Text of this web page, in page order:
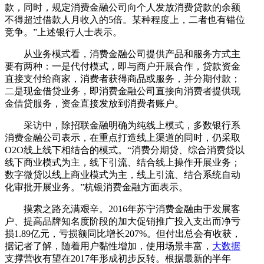
款，同时，规定消费金融公司向个人发放消费贷款的余额
不得超过借款人月收入的5倍。某种程度上，二者也有错位
竞争。”上述银行人士表示。
从业务模式看，消费金融公司提供产品和服务方式主
要有两种：一是代付模式，即与商户开展合作，贷款资金
直接支付给商家，消费者获得商品或服务，并分期付款；
二是现金借贷业务，即消费金融公司直接向消费者提供现
金借贷服务，资金直接发放到消费者账户。
采访中，除招联金融明确为纯线上模式，多数银行系
消费金融公司表示，在重点打造线上渠道的同时，仍采取
O2O线上线下相结合的模式。“消费分期贷、综合消费贷以
线下商业模式为主，线下引流、结合线上操作开展业务；
数字微贷以线上商业模式为主，线上引流、结合系统自动
化审批开展业务。”杭银消费金融方面表示。
摸索之路充满艰辛。2016年苏宁消费金融由于发展客
户、提高品牌知名度阶段的加大促销推广投入支出而净亏
损1.89亿元，亏损额同比增长207%。但付出总会有收获，
据记者了解，随着用户黏性增加，使用场景丰富， 大数据
支撑营收有望在2017年形成初步反转。根据最新的半年